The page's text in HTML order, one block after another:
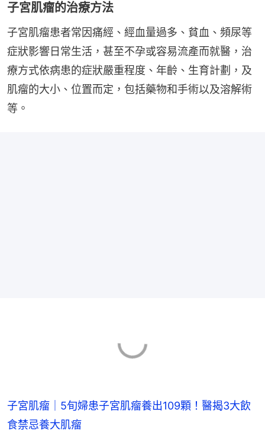
子宮肌瘤的治療方法
子宮肌瘤患者常因痛經、經血量過多、貧血、頻尿等
症狀影響日常生活，甚至不孕或容易流產而就醫，治
療方式依病患的症狀嚴重程度、年齡、生育計劃，及
肌瘤的大小、位置而定，包括藥物和手術以及溶解術
等。
子宮肌瘤｜5旬婦患子宮肌瘤養出109顆！醫揭3大飲
食禁忌養大肌瘤